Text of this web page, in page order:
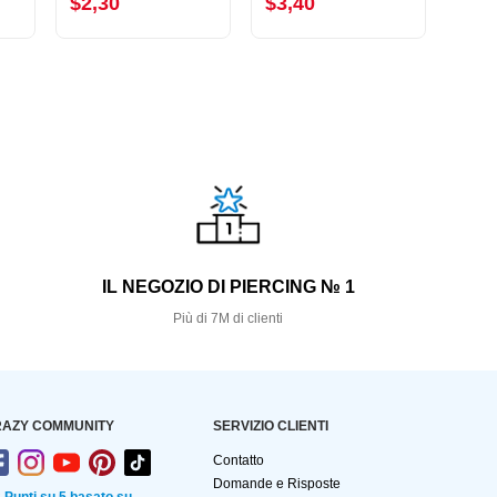
IL NEGOZIO DI PIERCING № 1
Più di 7M di clienti
COMMUNITY SERVIZIO CLIENTI
Contatto
Domande e Risposte